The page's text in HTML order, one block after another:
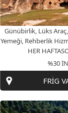
Yemeği, Rehberlik
HER
%30
FRİG